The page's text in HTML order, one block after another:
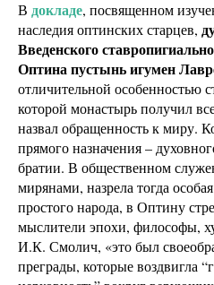
В докладе, посвященном
наследия оптинских старцев,
Введенского
Оптина пустынь игумен
отличительной особенностью
которой монастырь получил
назвал обращенность к миру.
прямого назначения –
братии. В общественном
мирянами, назрела тогда
простого народа, в Оптину
мыслители эпохи, философы,
И.К. Смолич, «это был
преграды, которые воздвигла